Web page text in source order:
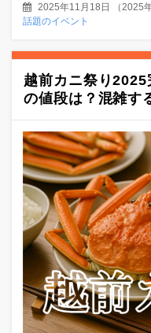
2025年11月18日 （2025
話題のイベント
越前カニ祭り
の値段は？混雑す